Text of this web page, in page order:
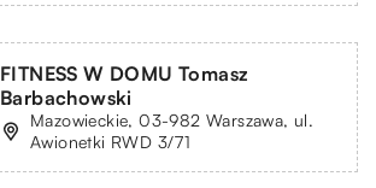
FITNESS W DOMU Tomasz
Barbachowski
Mazowieckie, 03-982 Warszawa, ul.
Awionetki RWD 3/71